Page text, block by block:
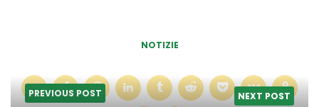
NOTIZIE
PREVIOUS POST NEXT POST